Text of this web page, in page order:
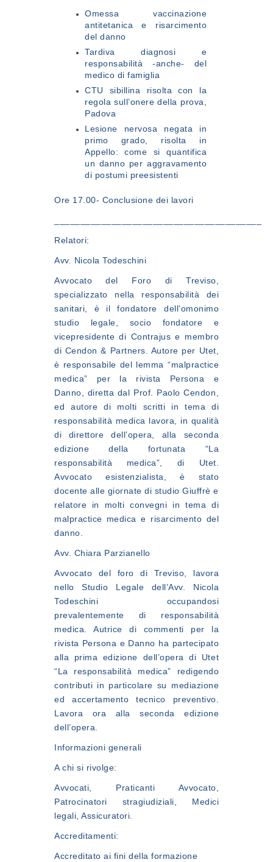
Omessa vaccinazione
antitetanica e risarcimento
del danno
Tardiva diagnosi e
responsabilità -anche- del
medico di famiglia
CTU sibillina risolta con la
regola sull’onere della prova,
Padova
Lesione nervosa negata in
primo grado, risolta in
Appello: come si quantifica
un danno per aggravamento
di postumi preesistenti
Ore 17.00- Conclusione dei lavori
Relatori:
Avv. Nicola Todeschini
Avvocato del Foro di Treviso,
specializzato nella responsabilità dei
sanitari, è il fondatore dell’omonimo
studio legale, socio fondatore e
vicepresidente di Contrajus e membro
di Cendon & Partners. Autore per Utet,
è responsabile del lemma “malpractice
medica” per la rivista Persona e
Danno, diretta dal Prof. Paolo Cendon,
ed autore di molti scritti in tema di
responsabilità medica lavora, in qualità
di direttore dell’opera, alla seconda
edizione della fortunata “La
responsabilità medica”, di Utet.
Avvocato esistenzialista, è stato
docente alle giornate di studio Giuffrè e
relatore in molti convegni in tema di
malpractice medica e risarcimento del
danno.
Avv. Chiara Parzianello
Avvocato del foro di Treviso, lavora
nello Studio Legale dell’Avv. Nicola
Todeschini occupandosi
prevalentemente di responsabilità
medica. Autrice di commenti per la
rivista Persona e Danno ha partecipato
alla prima edizione dell’opera di Utet
“La responsabilità medica” redigendo
contributi in particolare su mediazione
ed accertamento tecnico preventivo.
Lavora ora alla seconda edizione
dell’opera.
Informazioni generali
A chi si rivolge:
Avvocati, Praticanti Avvocato,
Patrocinatori stragiudiziali, Medici
legali, Assicuratori.
Accreditamenti:
Accreditato ai fini della formazione